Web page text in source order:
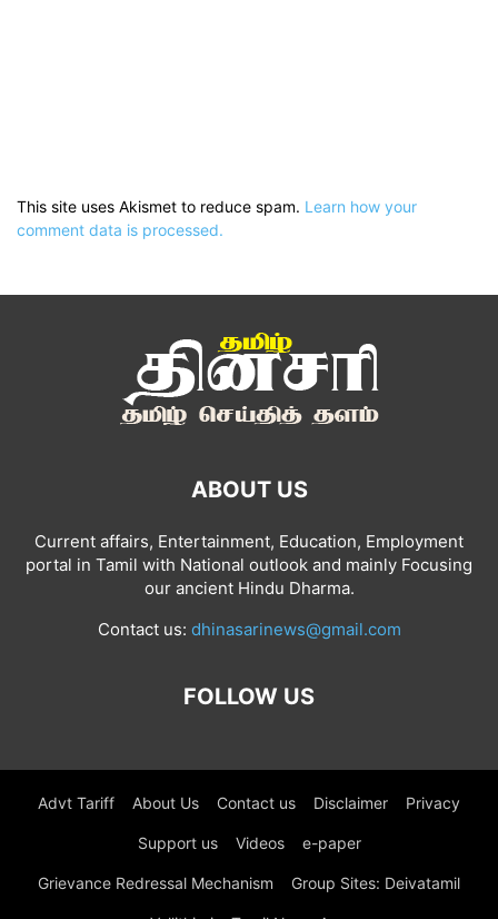
This site uses Akismet to reduce spam. Learn how your
comment data is processed.
ABOUT US
Current affairs, Entertainment, Education, Employment
portal in Tamil with National outlook and mainly Focusing
our ancient Hindu Dharma.
Contact us: dhinasarinews@gmail.com
FOLLOW US
Advt Tariff About Us Contact us Disclaimer Privacy
Support us Videos e-paper
Grievance Redressal Mechanism Group Sites: Deivatamil